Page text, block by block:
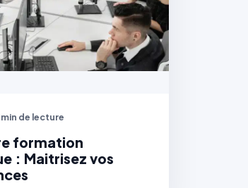
min de lecture
formation
: Maitrisez vos